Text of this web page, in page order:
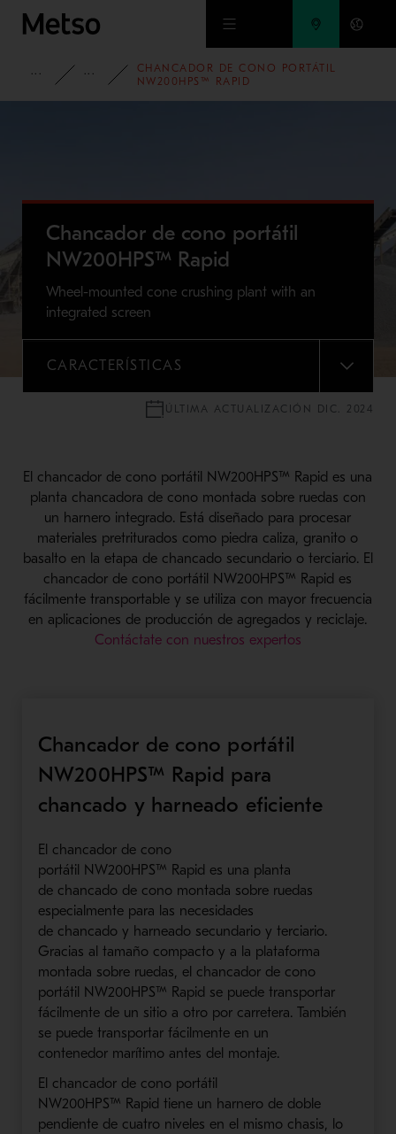
Ir al contenido principal
PORTAFOLIOTRITURADORAS PORTÁTILES NORDWHEELER
CHANCADOR DE CONO PORTÁTIL
NW200HPS™ RAPID
Chancador de cono portátil
NW200HPS™ Rapid
Wheel-mounted cone crushing plant with an
integrated screen
CARACTERÍSTICAS
MENU
ÚLTIMA ACTUALIZACIÓN DIC. 2024
El chancador de cono portátil NW200HPS™ Rapid es una
planta chancadora de cono montada sobre ruedas con
un harnero integrado. Está diseñado para procesar
materiales pretriturados como piedra caliza, granito o
basalto en la etapa de chancado secundario o terciario. El
chancador de cono portátil NW200HPS™ Rapid es
fácilmente transportable y se utiliza con mayor frecuencia
en aplicaciones de producción de agregados y reciclaje.
Contáctate con nuestros expertos
Chancador de cono portátil
NW200HPS™ Rapid para
chancado y harneado eficiente
El chancadorde cono
portátil
NW200HPS™ Rapid es una planta
de chancadode cono montada sobre ruedas
especialmente para las necesidades
de chancadoy harneadosecundario y terciario.
Gracias al tamaño compacto y a la plataforma
montada sobre ruedas, el chancadorde cono
portátil
NW200HPS™ Rapid se puede transportar
fácilmente de un sitio a otro por carretera. También
se puede transportar fácilmente en un
contenedor marítimo antes del montaje.
El chancadorde cono portátil
NW200HPS™ Rapid tiene un harnerode doble
pendiente de cuatro niveles en el mismo chasis, lo